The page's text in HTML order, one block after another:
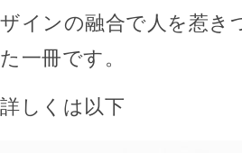
ザインの融合で人を惹き
た一冊です。
詳しくは以下